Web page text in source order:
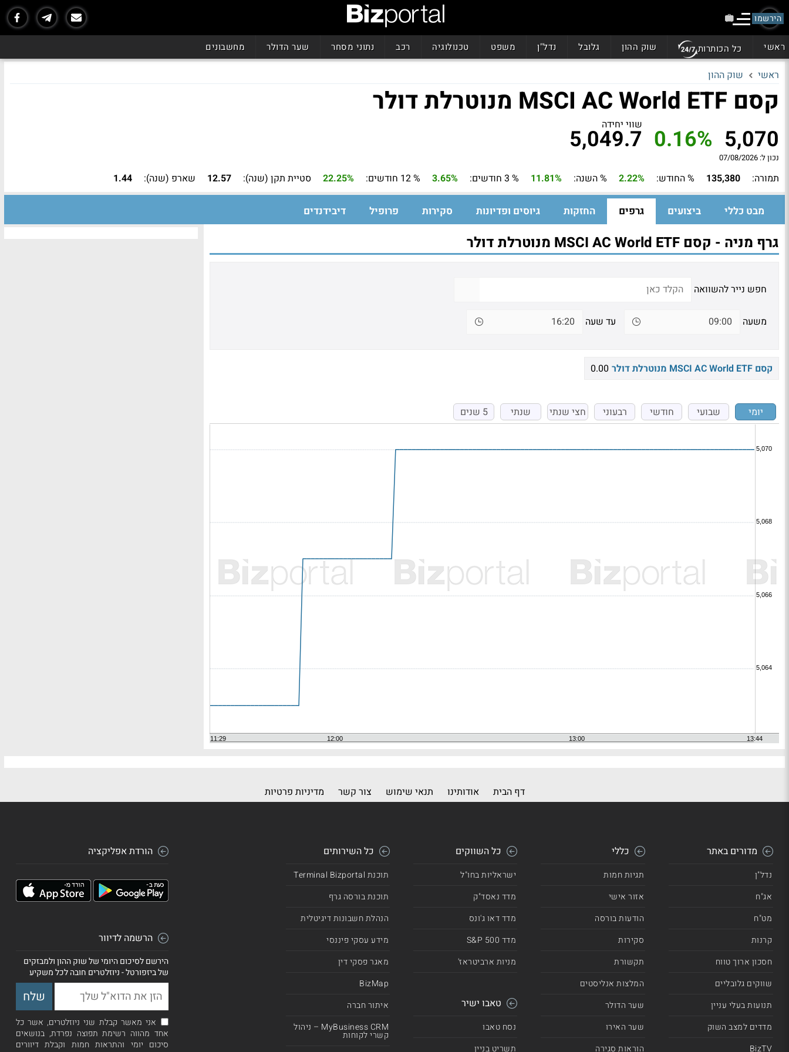
הירשמו
ראשי כל הכותרות שוק ההון גלובל נדל"ן משפט טכנולוגיה רכב נתוני מסחר שער הדולר מחשבונים
ראשי שוק ההון
קסם MSCI AC World ETF מנוטרלת דולר
5,070
0.16% שווי יחידה
5,049.7
נכון ל: 07/08/2026
תמורה: 135,380 % החודש: 2.22% % השנה: 11.81% % 3 חודשים: 3.65% % 12 חודשים: 22.25% סטיית תקן (שנה): 12.57 שארפ (שנה): 1.44
מבט כללי ביצועים גרפים החזקות גיוסים ופדיונות סקירות פרופיל דיבידנדים
גרף מניה - קסם MSCI AC World ETF מנוטרלת דולר
חפש נייר להשוואה
משעה עד שעה
קסם MSCI AC World ETF מנוטרלת דולר 0.00
יומי שבועי חודשי רבעוני חצי שנתי שנתי 5 שנים
דף הבית אודותינו תנאי שימוש צור קשר מדיניות פרטיות
מדורים באתר
נדל"ן
אג"ח
מט"ח
קרנות
חסכון ארוך טווח
שווקים גלובליים
תנועות בעלי עניין
מדדים למצב השוק
BizTV
כללי
תגיות חמות
אזור אישי
הודעות בורסה
סקירות
תקשורת
המלצות אנליסטים
שער הדולר
שער האירו
הוראות סגירה
כל השווקים
ישראליות בחו"ל
מדד נאסד"ק
מדד דאו ג'ונס
מדד 500 S&P
מניות ארביטראז'
טאבו ישיר
נסח טאבו
תשריט בניין
כל השירותים
תוכנת Terminal Bizportal
תוכנת בורסה גרף
הנהלת חשבונות דיגיטלית
מידע עסקי פיננסי
מאגר פסקי דין
BizMap
איתור חברה
MyBusiness CRM – ניהול
קשרי לקוחות
הורדת אפליקציה
הרשמה לדיוור
הירשם לסיכום היומי של שוק ההון ולמבזקים
של ביזפורטל - ניוזלטרים חובה לכל משקיע
אני מאשר קבלת שני ניוזלטרים, אשר כל
אחד מהווה רשימת תפוצה נפרדת, בנושאים
סיכום יומי והתראות חמות וקבלת דיוורים